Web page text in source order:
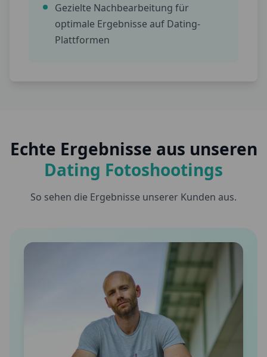
Gezielte Nachbearbeitung für
optimale Ergebnisse auf Dating-
Plattformen
Echte Ergebnisse aus unseren
Dating Fotoshootings
So sehen die Ergebnisse unserer Kunden aus.